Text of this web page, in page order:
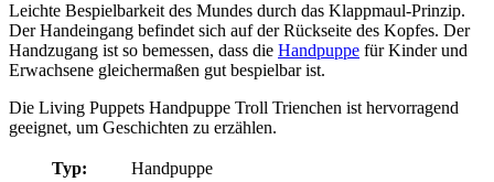
Leichte Bespielbarkeit des Mundes durch das Klappmaul-Prinzip.
Der Handeingang befindet sich auf der Rückseite des Kopfes. Der
Handzugang ist so bemessen, dass die Handpuppe für Kinder und
Erwachsene gleichermaßen gut bespielbar ist.
Die Living Puppets Handpuppe Troll Trienchen ist hervorragend
geeignet, um Geschichten zu erzählen.
Typ:
Handpuppe